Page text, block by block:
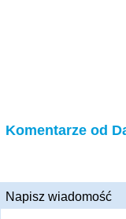
Komentarze od
Napisz wiadomość